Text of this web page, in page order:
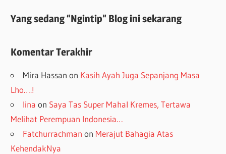
Yang sedang “Ngintip” Blog ini sekarang
Komentar Terakhir
Mira Hassan on Kasih Ayah Juga Sepanjang Masa
Lho….!
lina on Saya Tas Super Mahal Kremes, Tertawa
Melihat Perempuan Indonesia…
Fatchurrachman on Merajut Bahagia Atas
KehendakNya